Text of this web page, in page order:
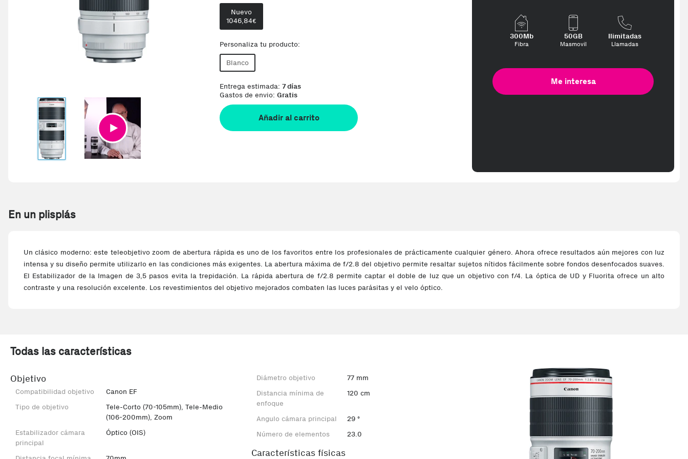
Nuevo
1046,84€
Personaliza tu producto:
Blanco
Entrega estimada: 7 días
Gastos de envio: Gratis
Añadir al carrito
300Mb
Fibra
50GB
Masmovil
Ilimitadas
Llamadas
Me interesa
En un plisplás
Un clásico moderno: este teleobjetivo zoom de abertura rápida es uno de los favoritos entre los profesionales de prácticamente cualquier género. Ahora ofrece resultados aún mejores con luz
intensa y su diseño permite utilizarlo en las condiciones más exigentes. La abertura máxima de f/2.8 del objetivo permite resaltar sujetos nítidos fácilmente sobre fondos desenfocados suaves.
El Estabilizador de la Imagen de 3,5 pasos evita la trepidación. La rápida abertura de f/2.8 permite captar el doble de luz que un objetivo con f/4. La óptica de UD y Fluorita ofrece un alto
contraste y una resolución excelente. Los revestimientos del objetivo mejorados combaten las luces parásitas y el velo óptico.
Todas las características
Objetivo
Compatibilidad objetivo
Canon EF
Tipo de objetivo
Tele-Corto (70-105mm), Tele-Medio
(106-200mm), Zoom
Estabilizador cámara
principal
Óptico (OIS)
Diámetro objetivo
77 mm
Distancia mínima de
enfoque
120 cm
Angulo cámara principal
29 º
Número de elementos
23.0
Características físicas